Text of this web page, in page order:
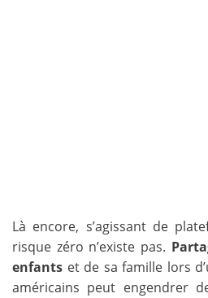
Là encore, s’agissant de
risque zéro n’existe pas.
enfants et de sa famille lors
américains peut engendrer